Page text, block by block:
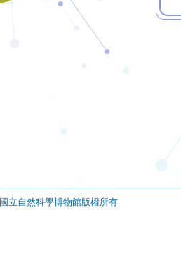
國立自然科學博物館版權所有